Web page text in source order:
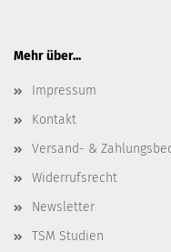
Mehr über...
Impressum
Kontakt
Versand- &
Widerrufsrecht
Newsletter
TSM Studien